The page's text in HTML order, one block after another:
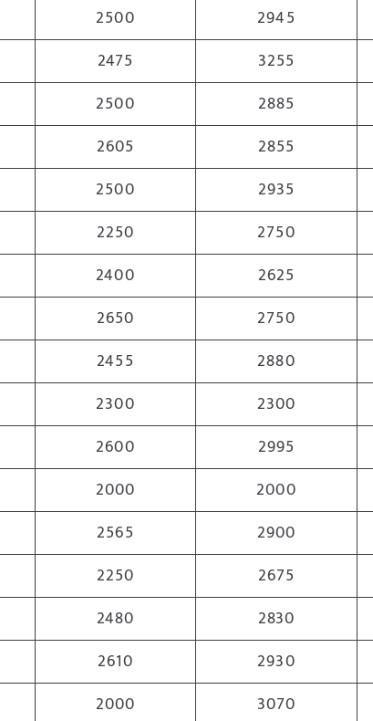
2500 2945
2475 3255
2500 2885
2605 2855
2500 2935
2250 2750
2400 2625
2650 2750
2455 2880
2300 2300
2600 2995
2000 2000
2565 2900
2250 2675
2480 2830
2610 2930
2000 3070